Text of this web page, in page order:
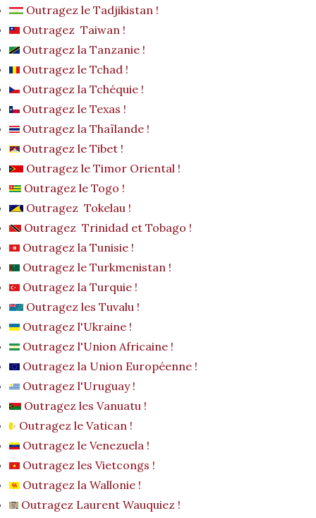
Outragez le Tadjikistan !
Outragez Taiwan !
Outragez la Tanzanie !
Outragez le Tchad !
Outragez la Tchéquie !
Outragez le Texas !
Outragez la Thaïlande !
Outragez le Tibet !
Outragez le Timor Oriental !
Outragez le Togo !
Outragez Tokelau !
Outragez Trinidad et Tobago !
Outragez la Tunisie !
Outragez le Turkmenistan !
Outragez la Turquie !
Outragez les Tuvalu !
Outragez l'Ukraine !
Outragez l'Union Africaine !
Outragez la Union Européenne !
Outragez l'Uruguay !
Outragez les Vanuatu !
Outragez le Vatican !
Outragez le Venezuela !
Outragez les Vietcongs !
Outragez la Wallonie !
Outragez Laurent Wauquiez !